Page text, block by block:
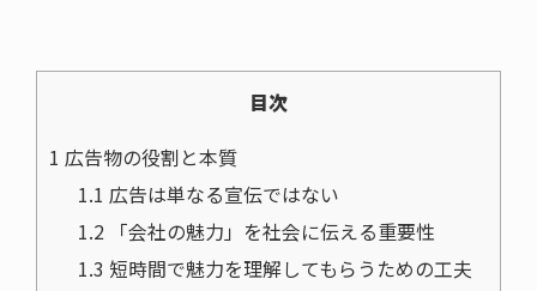
目次
1 広告物の役割と本質
1.1 広告は単なる宣伝ではない
1.2「会社の魅力」を社会に伝える重要性
1.3 短時間で魅力を理解してもらうための工夫